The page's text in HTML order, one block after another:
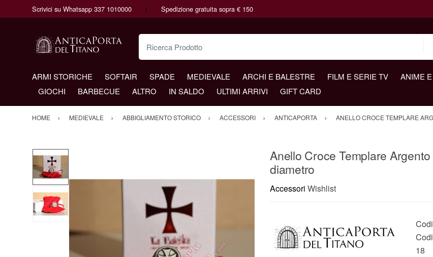
Scrivici su Whatsapp 337 1010000 Spedizione gratuita sopra € 150
Ricerca Prodotto
ARMI STORICHE SOFTAIR SPADE MEDIEVALE ARCHI E BALESTRE FILM E SERIE TV ANIME
GIOCHI
BARBECUE ALTRO IN SALDO ULTIMI ARRIVI GIFT CARD
HOME MEDIEVALE ABBIGLIAMENTO STORICO ACCESSORI ANTICAPORTA ANELLO CROCE TEMPLARE
Anello Croce Templare
diametro
Accessori Wishlist
18